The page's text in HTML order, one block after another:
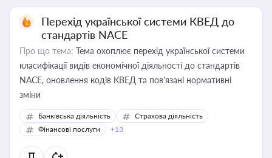
Перехід української системи КВЕД до
стандартів NACE
Про що тема: Тема охоплює перехід української системи
класифікації видів економічної діяльності до стандартів
NACE, оновлення кодів КВЕД та пов'язані нормативні
зміни
Банківська діяльність
Страхова діяльність
Фінансові послуги
+13